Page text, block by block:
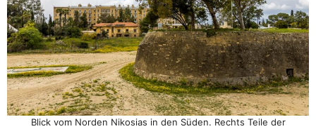
Blick vom Norden Nikosias in den Süden. Rechts Teile der